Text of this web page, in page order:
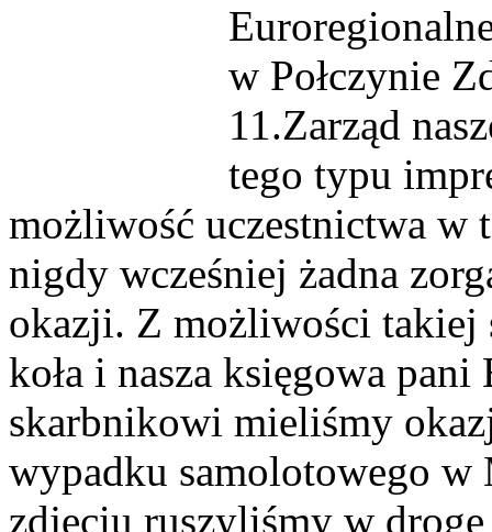
w Połczynie
11.Zarząd
tego typu
możliwość uczestnictwa w
nigdy wcześniej żadna
okazji. Z możliwości takiej
koła i nasza księgowa
skarbnikowi mieliśmy
wypadku samolotowego w
zdjęciu ruszyliśmy w droge